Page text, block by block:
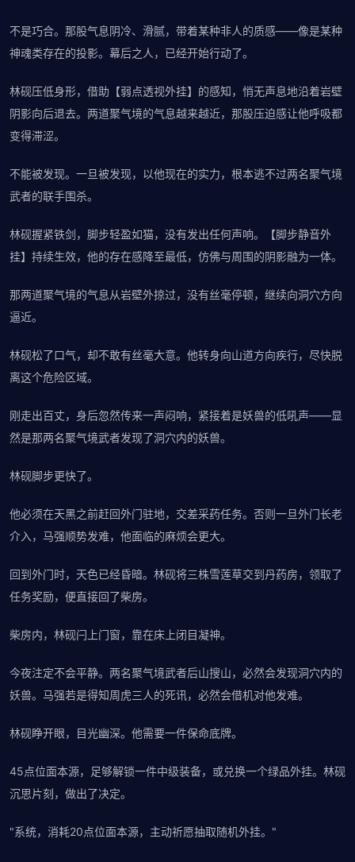
不是巧合。那股气息阴冷、滑腻，带着某种非人的质感——像是某种
神魂类存在的投影。幕后之人，已经开始行动了。
林砚压低身形，借助【弱点透视外挂】的感知，悄无声息地沿着岩壁
阴影向后退去。两道聚气境的气息越来越近，那股压迫感让他呼吸都
变得滞涩。
不能被发现。一旦被发现，以他现在的实力，根本逃不过两名聚气境
武者的联手围杀。
林砚握紧铁剑，脚步轻盈如猫，没有发出任何声响。【脚步静音外
挂】持续生效，他的存在感降至最低，仿佛与周围的阴影融为一体。
那两道聚气境的气息从岩壁外掠过，没有丝毫停顿，继续向洞穴方向
逼近。
林砚松了口气，却不敢有丝毫大意。他转身向山道方向疾行，尽快脱
离这个危险区域。
刚走出百丈，身后忽然传来一声闷响，紧接着是妖兽的低吼声——显
然是那两名聚气境武者发现了洞穴内的妖兽。
林砚脚步更快了。
他必须在天黑之前赶回外门驻地，交差采药任务。否则一旦外门长老
介入，马强顺势发难，他面临的麻烦会更大。
回到外门时，天色已经昏暗。林砚将三株雪莲草交到丹药房，领取了
任务奖励，便直接回了柴房。
柴房内，林砚闩上门窗，靠在床上闭目凝神。
今夜注定不会平静。两名聚气境武者后山搜山，必然会发现洞穴内的
妖兽。马强若是得知周虎三人的死讯，必然会借机对他发难。
林砚睁开眼，目光幽深。他需要一件保命底牌。
45点位面本源，足够解锁一件中级装备，或兑换一个绿品外挂。林砚
沉思片刻，做出了决定。
"系统，消耗20点位面本源，主动祈愿抽取随机外挂。"